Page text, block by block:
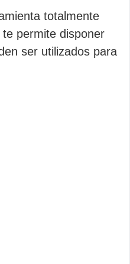
totalmente
te permite disponer
ser utilizados para